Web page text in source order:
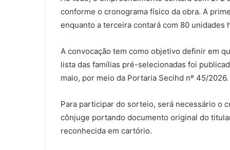
conforme o cronograma físico da obra. A
enquanto a terceira contará com 80 unidades
A convocação tem como objetivo definir em
lista das famílias pré-selecionadas foi
maio, por meio da Portaria Secihd nº 45/2026.
Para participar do sorteio, será necessário o
cônjuge portando documento original do
reconhecida em cartório.